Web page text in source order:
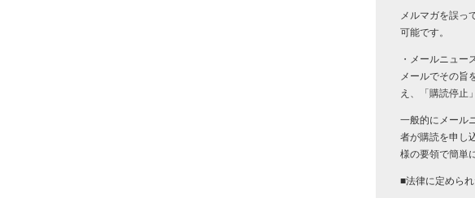
メルマガを誤っ
可能です。
・メールニュ
メールでその旨
え、「購読停止
一般的にメール
者が購読を申し
様の要領で簡単
■法律に定めら